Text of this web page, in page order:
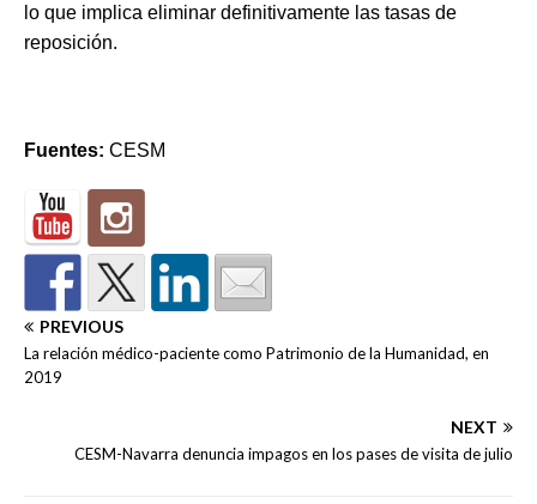
lo que implica eliminar definitivamente las tasas de
reposición.
Fuentes: CESM
PREVIOUS
La relación médico-paciente como Patrimonio de la Humanidad, en
2019
NEXT
CESM-Navarra denuncia impagos en los pases de visita de julio